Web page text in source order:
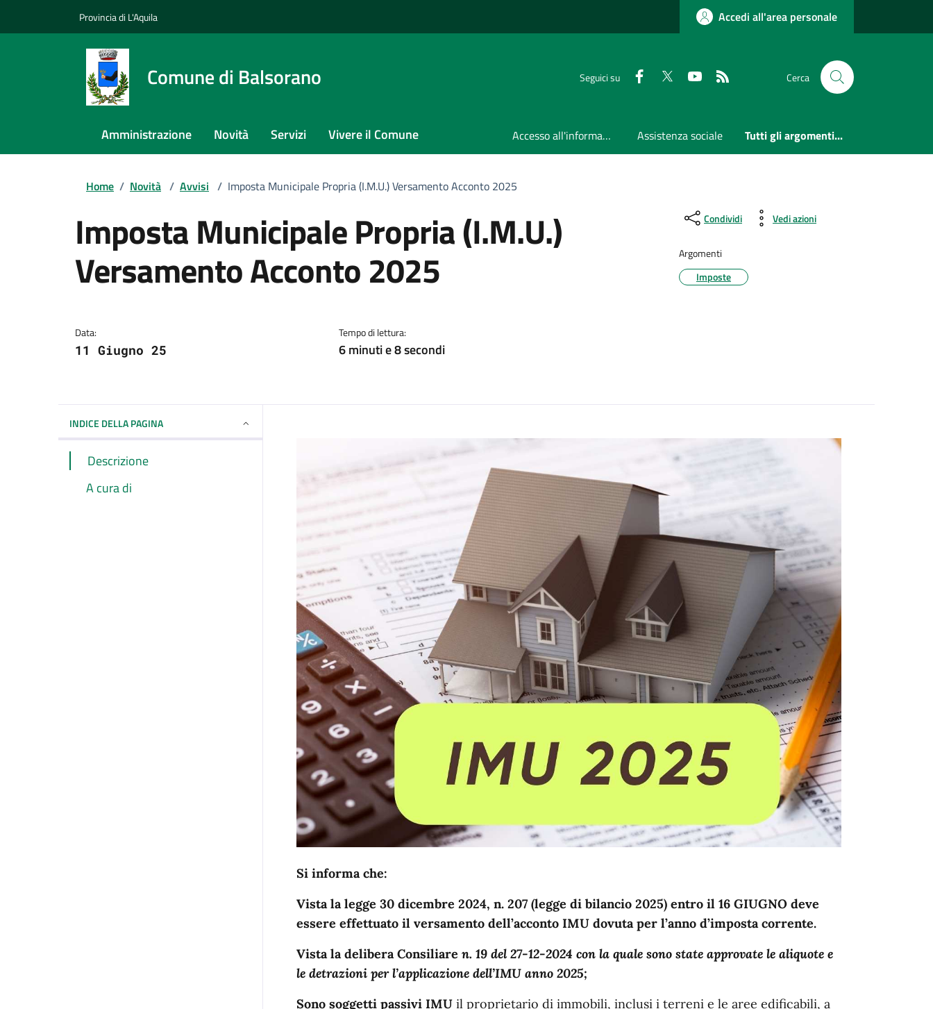
Provincia di L'Aquila Accedi all'area personale
Comune di Balsorano Seguici su Faceboook
Twitter Youtube Cerca
Amministrazione Novità Servizi Vivere il Comune Accesso all'informazione Assistenza sociale Tutti gli argomenti...
Home / Novità / Avvisi / Imposta Municipale Propria (I.M.U.) Versamento Acconto 2025
Imposta Municipale Propria (I.M.U.)
Versamento Acconto 2025
Data:
11 Giugno 25
Tempo di lettura:
6 minuti e 8 secondi
Condividi Vedi azioni
Argomenti
Imposte
INDICE DELLA PAGINA
Descrizione
A cura di
Si informa che:
Vista la legge 30 dicembre 2024, n. 207 (legge di bilancio 2025) entro il 16 GIUGNO deve
essere effettuato il versamento dell’acconto IMU dovuta per l’anno d’impostacorrente.
Vista la delibera Consiliare n. 19 del 27-12-2024 con la quale sono state approvate le aliquote e
le detrazioni per l’applicazione dell’IMU anno 2025;
Sono soggetti passivi IMU il proprietario di immobili, inclusi i terreni e le aree edificabili, a